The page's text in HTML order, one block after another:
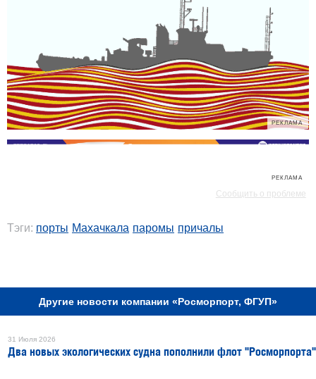
РЕКЛАМА
РЕКЛАМА
Сообщить о проблеме
Тэги: порты Махачкала паромы причалы
Другие новости компании «Росморпорт, ФГУП»
31 Июля 2026
Два новых экологических судна пополнили флот "Росморпорта"